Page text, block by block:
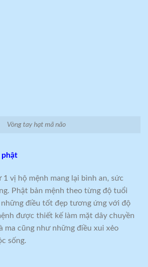
Vòng tay hạt mã não
phật
1 vị hộ mệnh mang lại bình an, sức
Phật bản mệnh theo từng độ tuổi
những điều tốt đẹp tương ứng với độ
được thiết kế làm mặt dây chuyền
ma cũng như những điều xui xẻo
sống.